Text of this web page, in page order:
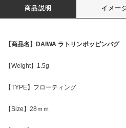
商品説明 イメー
【商品名】DAIWA ラトリンポッピンバグ
【Weight】1.5g
【TYPE】フローティング
【Size】28ｍｍ